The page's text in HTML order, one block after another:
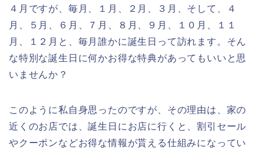
４月ですが、毎月、１月、２月、３月、そして、４
月、５月、６月、７月、８月、９月、１０月、１１
月、１２月と、毎月誰かに誕生日って訪れます。そん
な特別な誕生日に何かお得な特典があってもいいと思
いませんか？
このように私自身思ったのですが、その理由は、家の
近くのお店では、誕生日にお店に行くと、割引セール
やクーポンなどお得な情報が貰える仕組みになってい